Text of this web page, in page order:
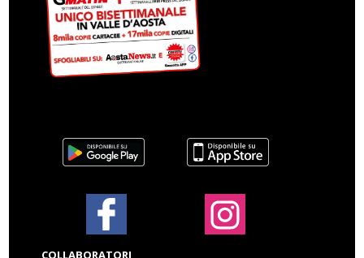
COLLABORATORI